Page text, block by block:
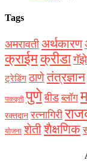
Tags
अमरावती अर्थकारण
क्राईमक्रीडा
ट्रेडिंग ठाणेतंत्रज्ञान
पाककृती पुणे बीड ब्लॉग
रक्‍तदान रत्नागिरी
योजना शेतीशैक्षणिक